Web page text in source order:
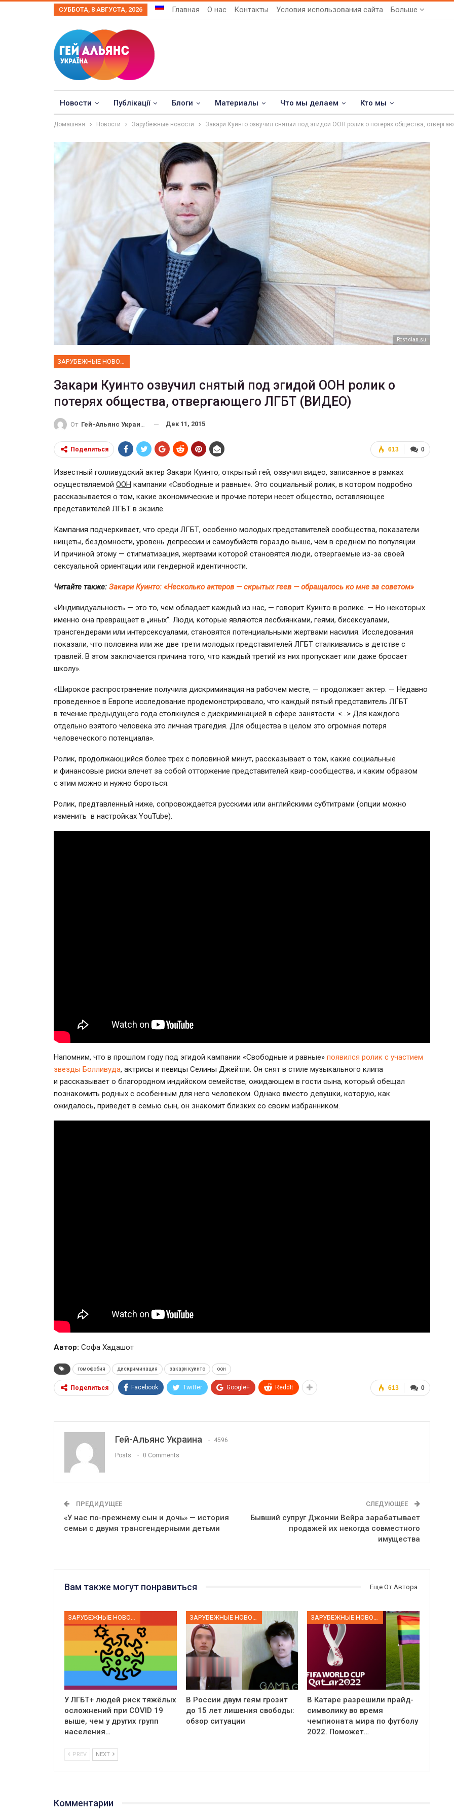
СУББОТА, 8 АВГУСТА, 2026 Главная О нас Контакты Условия использования сайта Больше
Новости Публікації Блоги Материалы Что мы делаем Кто мы
Домашняя Новости Зарубежные новости Закари Куинто озвучил снятый под эгидой ООН ролик о потерях общества,
Rost.clan.su
ЗАРУБЕЖНЫЕ НОВОСТИ
Закари Куинто озвучил снятый под эгидой ООН ролик о
потерях общества, отвергающего ЛГБТ (ВИДЕО)
От Гей-Альянс Украина Дек 11, 2015
0
613
Поделиться
Известный голливудский актер Закари Куинто, открытый гей, озвучил видео, записанное в рамках
осуществляемой ООН кампании «Свободные и равные». Это социальный ролик, в котором подробно
рассказывается о том, какие экономические и прочие потери несет общество, оставляющее
представителей ЛГБТ в экзиле.
Кампания подчеркивает, что среди ЛГБТ, особенно молодых представителей сообщества, показатели
нищеты, бездомности, уровень депрессии и самоубийств гораздо выше, чем в среднем по популяции.
И причиной этому — стигматизация, жертвами которой становятся люди, отвергаемые из-за своей
сексуальной ориентации или гендерной идентичности.
Читайте также: Закари Куинто: «Несколько актеров — скрытых геев — обращалось ко мне за советом»
«Индивидуальность — это то, чем обладает каждый из нас, — говорит Куинто в ролике. — Но некоторых
именно она превращает в „иных“. Люди, которые являются лесбиянками, геями, бисексуалами,
трансгендерами или интерсексуалами, становятся потенциальными жертвами насилия. Исследования
показали, что половина или же две трети молодых представителей ЛГБТ сталкивались в детстве с
травлей. В этом заключается причина того, что каждый третий из них пропускает или даже бросает
школу».
«Широкое распространение получила дискриминация на рабочем месте, — продолжает актер. — Недавно
проведенное в Европе исследование продемонстрировало, что каждый пятый представитель ЛГБТ
в течение предыдущего года столкнулся с дискриминацией в сфере занятости. <…> Для каждого
отдельно взятого человека это личная трагедия. Для общества в целом это огромная потеря
человеческого потенциала».
Ролик, продолжающийся более трех с половиной минут, рассказывает о том, какие социальные
и финансовые риски влечет за собой отторжение представителей квир-сообщества, и каким образом
с этим можно и нужно бороться.
Ролик, предтавленный ниже, сопровождается русскими или английскими субтитрами (опции можно
изменить в настройках YouTube).
Напомним, что в прошлом году под эгидой кампании «Свободные и равные» появился ролик с участием
звезды Болливуда, актрисы и певицы Селины Джейтли. Он снят в стиле музыкального клипа
и рассказывает о благородном индийском семействе, ожидающем в гости сына, который обещал
познакомить родных с особенным для него человеком. Однако вместо девушки, которую, как
ожидалось, приведет в семью сын, он знакомит близких со своим избранником.
Автор: Софа Хадашот
гомофобия дискриминация закари куинто оон
0
613
Поделиться Facebook Twitter Google+ ReddIt
Гей-Альянс Украина 4596
Posts 0 Comments
ПРЕДИДУЩЕЕ
«У нас по-прежнему сын и дочь» — история
семьи с двумя трансгендерными детьми
СЛЕДУЮЩЕЕ
Бывший супруг Джонни Вейра зарабатывает
продажей их некогда совместного
имущества
Вам также могут понравиться Еще От Автора
У ЛГБТ+ людей риск тяжёлых
осложнений при COVID 19
выше, чем у других групп
населения…
В России двум геям грозит
до 15 лет лишения свободы:
обзор ситуации
В Катаре разрешили прайд-
символику во время
чемпионата мира по футболу
2022. Поможет…
PREV NEXT
Комментарии
Прайд в Тель-Авиве собрал 200
тысяч участников
Июн 10, 2017 0
ФОТО
Военнослужащие-
ГЕЙ-АЛЬЯНС УКРАИНА Июл 27,